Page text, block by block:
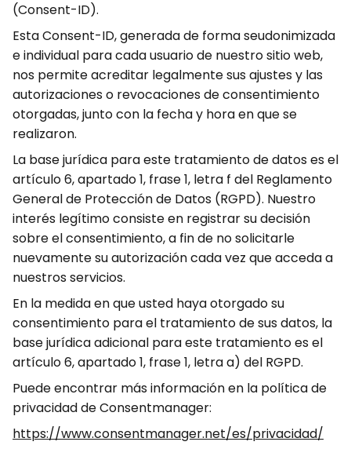
(Consent-ID).
Esta Consent-ID, generada de forma seudonimizada
e individual para cada usuario de nuestro sitio web,
nos permite acreditar legalmente sus ajustes y las
autorizaciones o revocaciones de consentimiento
otorgadas, junto con la fecha y hora en que se
realizaron.
La base jurídica para este tratamiento de datos es el
artículo 6, apartado 1, frase 1, letra f del Reglamento
General de Protección de Datos (RGPD). Nuestro
interés legítimo consiste en registrar su decisión
sobre el consentimiento, a fin de no solicitarle
nuevamente su autorización cada vez que acceda a
nuestros servicios.
En la medida en que usted haya otorgado su
consentimiento para el tratamiento de sus datos, la
base jurídica adicional para este tratamiento es el
artículo 6, apartado 1, frase 1, letra a) del RGPD.
Puede encontrar más información en la política de
privacidad de Consentmanager:
https://www.consentmanager.net/es/privacidad/